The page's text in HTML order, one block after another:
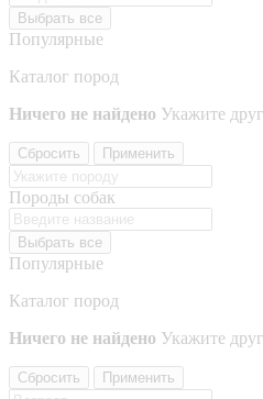
Выбрать все
Популярные
Каталог пород
Ничего не найдено Укажите
Сбросить Применить
Породы собак
Выбрать все
Популярные
Каталог пород
Ничего не найдено Укажите
Сбросить Применить